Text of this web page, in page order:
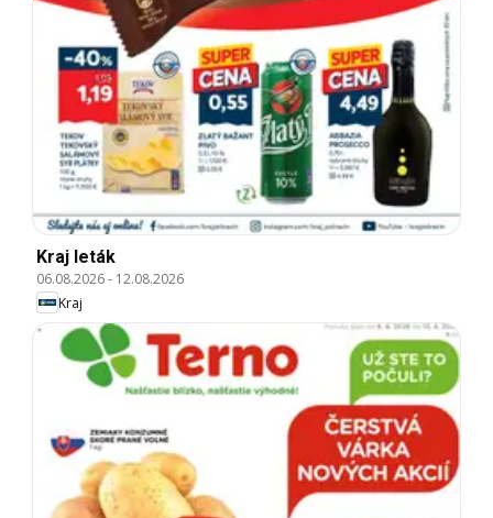
Kraj leták
06.08.2026- 12.08.2026
Kraj